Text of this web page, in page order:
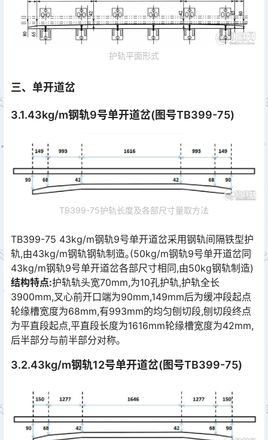
护轨平面形式
三、单开道岔
3.1.43kg/m钢轨9号单开道岔(图号TB399-75)
TB399-75护轨长度及各部尺寸量取方法
TB399-75 43kg/m钢轨9号单开道岔采用钢轨间隔铁型护
轨,由43kg/m钢轨钢轨制造｡(50kg/m钢轨9号单开道岔同
43kg/m钢轨9号单开道岔各部尺寸相同,由50kg钢轨制造)󠅅󠅃󠄵󠅂󠄪󠇖󠆨󠆨󠇕󠆞󠆒󠅬󠇘󠆭󠆘󠇙󠆝󠅵󠇗󠆭󠆁󠄐󠇗󠅹󠅸󠇖󠆍󠅳󠇖󠅹󠅰󠇖󠆌󠅹
结构特点:护轨轨头宽70mm,为10孔护轨,护轨全长
3900mm,叉心前开口端为90mm,149mm后为缓冲段起点
轮缘槽宽度为68mm,有993mm的均匀刨切段,刨切段终点
为平直段起点,平直段长度为1616mm轮缘槽宽度为42mm,
后半部分与前半部分对称｡󠅅󠅃󠄵󠅂󠄪󠇖󠆨󠆨󠇕󠆞󠆒󠅬󠇘󠆭󠆘󠇙󠆝󠅵󠇗󠆭󠆁󠄐󠇗󠅹󠅸󠇖󠆍󠅳󠇖󠅹󠅰󠇖󠆌󠅹
3.2.43kg/m钢轨12号单开道岔(图号TB399-75)